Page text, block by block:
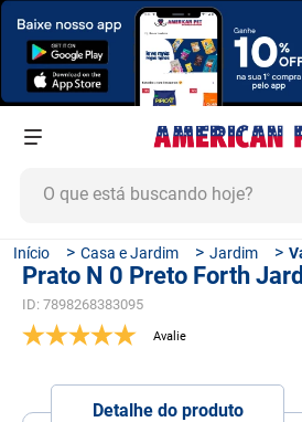
Casa e Jardim Jardim
Prato N 0 Preto Forth
ID: 7898268383095
Detalhe do produto
1º